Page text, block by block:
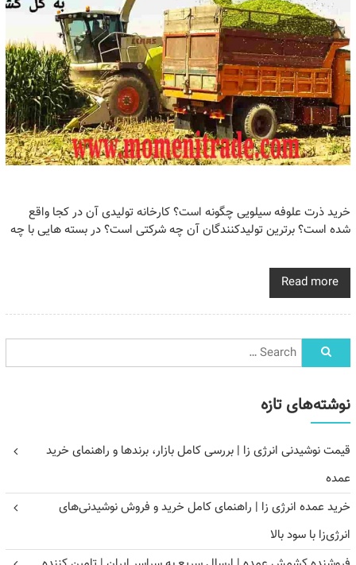
خرید ذرت علوفه سیلویی چگونه است؟ کارخانه تولیدی آن در کجا واقع
شده است؟ برترین تولیدکنندگان آن چه شرکتی است؟ در بسته هایی با چه
Read more
نوشته‌های تازه
قیمت نوشیدنی انرژی زا | بررسی کامل بازار، برندها و راهنمای خرید
عمده
خرید عمده انرژی زا | راهنمای کامل خرید و فروش نوشیدنی‌های
انرژی‌زا با سود بالا